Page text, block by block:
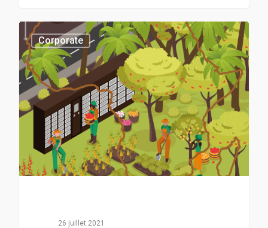
Corporate
26 juillet 2021